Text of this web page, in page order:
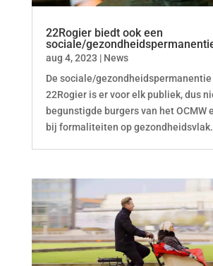
22Rogier biedt ook een
sociale/
aug 4, 2023 | News
De sociale/gezondheidspermanentie
22Rogier is er voor elk publiek, dus
begunstigde burgers van het OCMW
bij formaliteiten op gezondheidsvlak.